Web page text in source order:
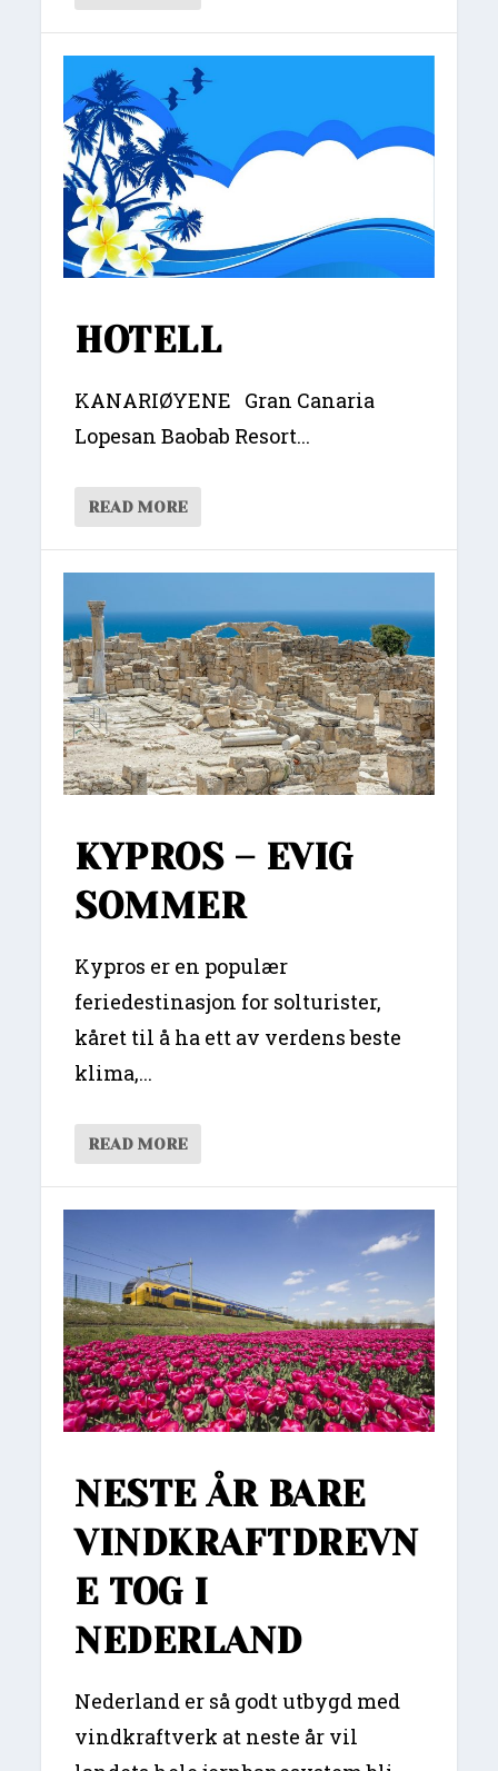
HOTELL
KANARIØYENE Gran Canaria
Lopesan Baobab Resort...
READ MORE
KYPROS – EVIG
SOMMER
Kypros er en populær
feriedestinasjon for solturister,
kåret til å ha ett av verdens beste
klima,...
READ MORE
NESTE ÅR BARE
VINDKRAFTDREVN
E TOG I
NEDERLAND
Nederland er så godt utbygd med
vindkraftverk at neste år vil